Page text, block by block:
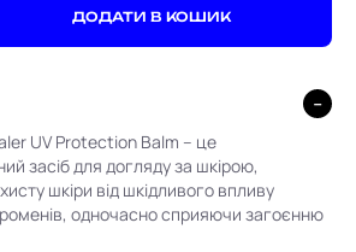
ДОДАТИ В КОШИК
UV Protection Balm – це
засіб для догляду за шкірою,
шкіри від шкідливого впливу
одночасно сприяючи загоєнню